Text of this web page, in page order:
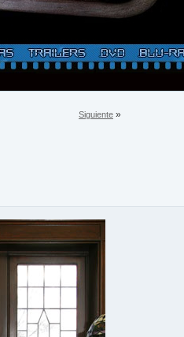
Siguiente »